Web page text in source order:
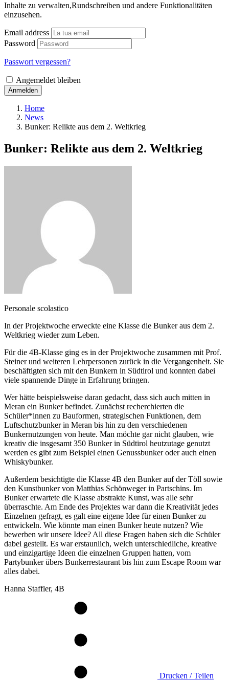
Inhalte zu verwalten,Rundschreiben und andere Funktionalitäten
einzusehen.
Email address
Password
Passwort vergessen?
Angemeldet bleiben
Anmelden
Home
News
Bunker: Relikte aus dem 2. Weltkrieg
Bunker: Relikte aus dem 2. Weltkrieg
Personale scolastico
In der Projektwoche erweckte eine Klasse die Bunker aus dem 2.
Weltkrieg wieder zum Leben.
Für die 4B-Klasse ging es in der Projektwoche zusammen mit Prof.
Steiner und weiteren Lehrpersonen zurück in die Vergangenheit. Sie
beschäftigten sich mit den Bunkern in Südtirol und konnten dabei
viele spannende Dinge in Erfahrung bringen.
Wer hätte beispielsweise daran gedacht, dass sich auch mitten in
Meran ein Bunker befindet. Zunächst recherchierten die
Schüler*innen zu Bauformen, strategischen Funktionen, dem
Luftschutzbunker in Meran bis hin zu den verschiedenen
Bunkernutzungen von heute. Man möchte gar nicht glauben, wie
kreativ die insgesamt 350 Bunker in Südtirol heutzutage genutzt
werden es gibt zum Beispiel einen Genussbunker oder auch einen
Whiskybunker.
Außerdem besichtigte die Klasse 4B den Bunker auf der Töll sowie
den Kunstbunker von Matthias Schönweger in Partschins. Im
Bunker erwartete die Klasse abstrakte Kunst, was alle sehr
überraschte. Am Ende des Projektes war dann die Kreativität jedes
Einzelnen gefragt, es galt eine eigene Idee für einen Bunker zu
entwickeln. Wie könnte man einen Bunker heute nutzen? Wie
bewerben wir unsere Idee? All diese Fragen haben sich die Schüler
dabei gestellt. Es war erstaunlich, welch unterschiedliche, kreative
und einzigartige Ideen die einzelnen Gruppen hatten, vom
Partybunker übers Bunkerrestaurant bis hin zum Escape Room war
alles dabei.
Hanna Staffler, 4B
Drucken / Teilen